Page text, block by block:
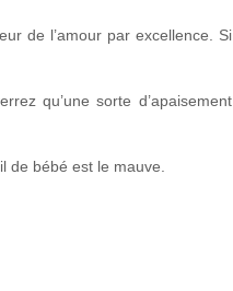
de l’amour par excellence. Si
qu’une sorte d’apaisement
de bébé est le mauve.